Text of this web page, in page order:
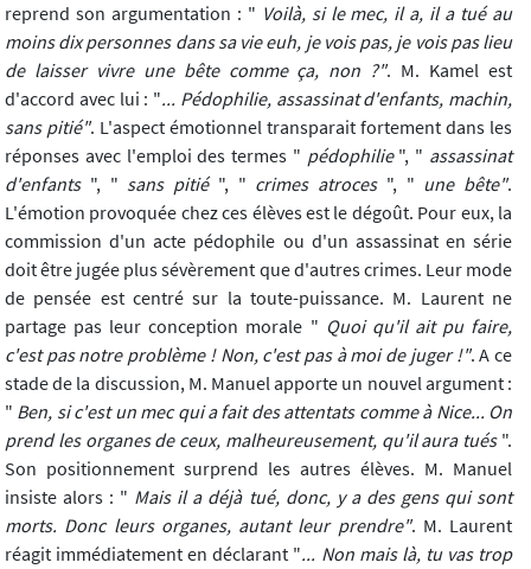
reprend son argumentation : " Voilà, si le mec, il a, il a tué au
moins dix personnes dans sa vie euh, je vois pas, je vois pas lieu
de laisser vivre une bête comme ça, non ?". M. Kamel est
d'accord avec lui : "... Pédophilie, assassinat d'enfants, machin,
sanspitié". L'aspect émotionnel transparait fortement dans les
réponses avec l'emploi des termes " pédophilie ", " assassinat
d'enfants ", " sans pitié ", " crimes atroces ", " une bête".
L'émotion provoquée chez ces élèves est le dégoût. Pour eux, la
commission d'un acte pédophile ou d'un assassinat en série
doit être jugée plus sévèrement que d'autres crimes. Leur mode
de pensée est centré sur la toute-puissance. M. Laurent ne
partage pas leur conception morale " Quoi qu'il ait pu faire,
c'est pas notre problème ! Non, c'est pas à moi de juger !". A ce
stade de la discussion, M. Manuel apporte un nouvel argument :
" Ben, si c'est un mec qui a fait des attentats comme à Nice... On
prend les organes de ceux, malheureusement, qu'il aura tués ".
Son positionnement surprend les autres élèves. M. Manuel
insiste alors : " Mais il a déjà tué, donc, y a des gens qui sont
morts. Donc leurs organes, autant leur prendre". M. Laurent
réagit immédiatement en déclarant "... Non mais là, tu vas trop